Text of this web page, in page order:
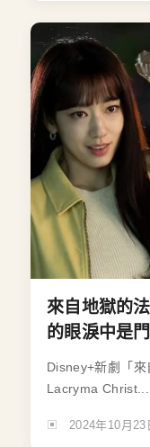
來自地獄的
的眼淚中是
Disney+新劇「
Lacryma Christ...
2024年10月23